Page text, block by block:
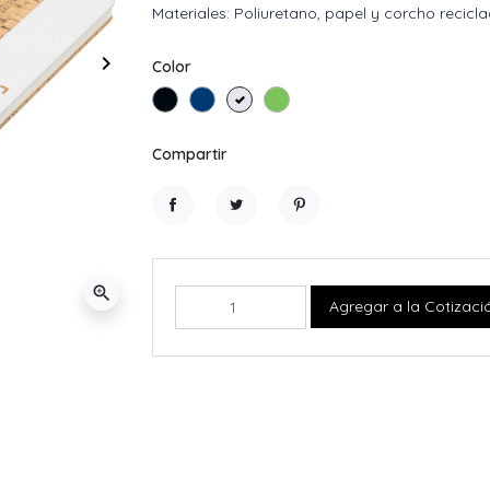
Siguiente
keyboard_arrow_right
zoom_in
Materiales: Poliuretano, papel y corcho
Color
NegroAzul BlancoVerde Manzana
Compartir
Agregar a la